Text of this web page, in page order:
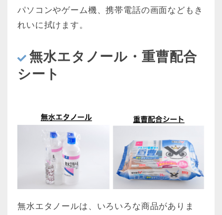
パソコンやゲーム機、携帯電話の画面などもき
れいに拭けます。
無水エタノール・重曹配合
シート
無水エタノールは、いろいろな商品がありま